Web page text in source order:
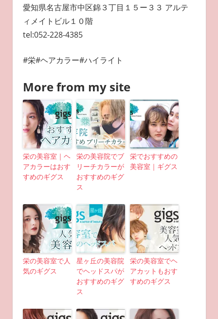
愛知県名古屋市中区錦３丁目１５ー３３ アルテ
ィメイトビル１０階
tel:052-228-4385
#栄#ヘアカラー#ハイライト
More from my site
栄の美容室｜ヘ
アカラーはおす
すめのギグス
栄の美容院でブ
リーチカラーが
おすすめのギグ
ス
栄でおすすめの
美容室｜ギグス
栄の美容室で人
気のギグス
星ヶ丘の美容院
でヘッドスパが
おすすめのギグ
ス
栄の美容室でヘ
アカットもおす
すめのギグス